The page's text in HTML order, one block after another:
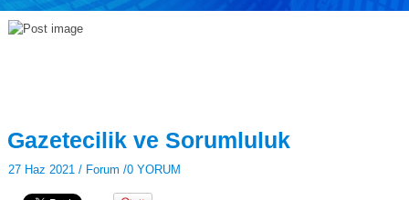
Gazetecilik ve Sorumluluk
27 Haz 2021 / Forum /0 YORUM